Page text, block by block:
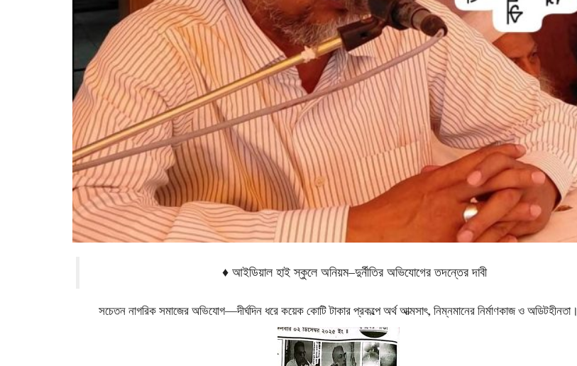
♦ আইডিয়াল হাই স্কুলে অনিয়ম–দুর্নীতির অভিযোগের তদন্তের দাবী
সচেতন নাগরিক সমাজের অভিযোগ—দীর্ঘদিন ধরে কয়েক কোটি টাকার প্রকল্পে অর্থ আত্মসাৎ, নিম্নমানের নির্মাণকাজ ও অডিটহীনতা।